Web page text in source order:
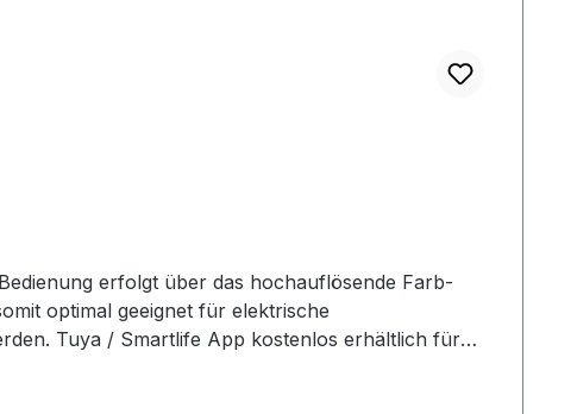
erfolgt über das hochauflösende Farb-
optimal geeignet für elektrische
Tuya / Smartlife App kostenlos erhältlich für